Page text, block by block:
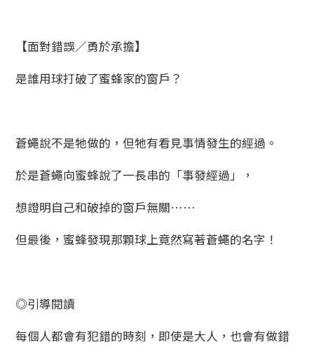
【面對錯誤／勇於承擔】
是誰用球打破了蜜蜂家的窗戶？
蒼蠅說不是牠做的，但牠有看見事情發生的經過。
於是蒼蠅向蜜蜂說了一長串的「事發經過」，
想證明自己和破掉的窗戶無關……
但最後，蜜蜂發現那顆球上竟然寫著蒼蠅的名字！
◎引導閱讀
每個人都會有犯錯的時刻，即使是大人，也會有做錯